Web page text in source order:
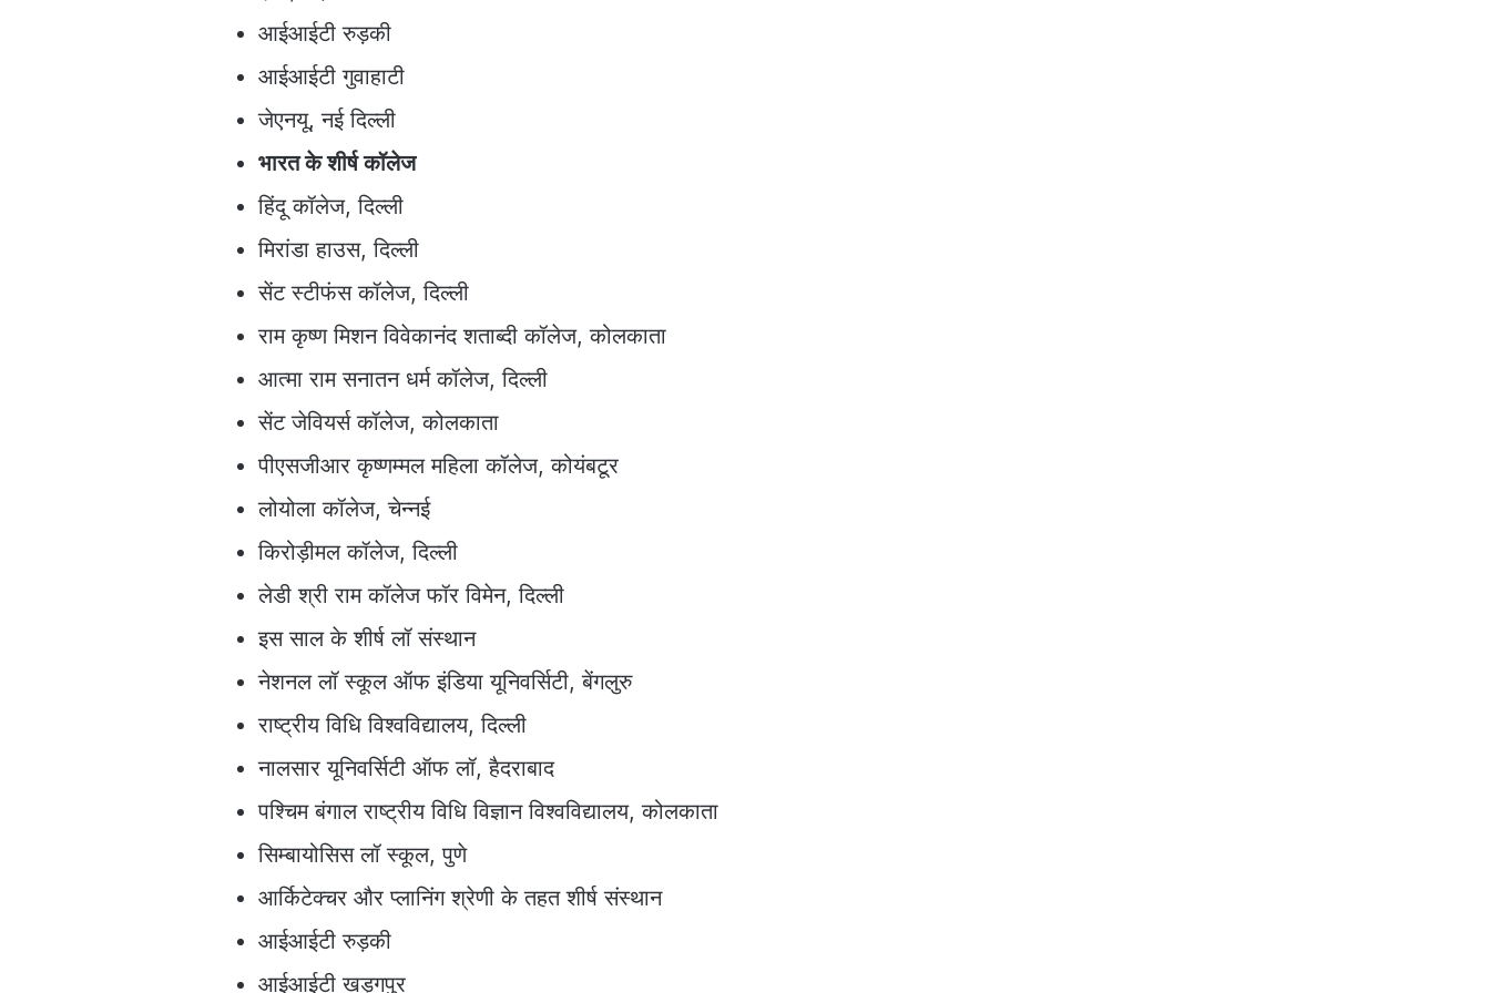
आईआईटी रुड़की
आईआईटी गुवाहाटी
जेएनयू, नई दिल्ली
भारत के शीर्ष कॉलेज
हिंदू कॉलेज, दिल्ली
मिरांडा हाउस, दिल्ली
सेंट स्टीफंस कॉलेज, दिल्ली
राम कृष्ण मिशन विवेकानंद शताब्दी कॉलेज, कोलकाता
आत्मा राम सनातन धर्म कॉलेज, दिल्ली
सेंट जेवियर्स कॉलेज, कोलकाता
पीएसजीआर कृष्णम्मल महिला कॉलेज, कोयंबटूर
लोयोला कॉलेज, चेन्नई
किरोड़ीमल कॉलेज, दिल्ली
लेडी श्री राम कॉलेज फॉर विमेन, दिल्ली
इस साल के शीर्ष लॉ संस्थान
नेशनल लॉ स्कूल ऑफ इंडिया यूनिवर्सिटी, बेंगलुरु
राष्ट्रीय विधि विश्वविद्यालय, दिल्ली
नालसार यूनिवर्सिटी ऑफ लॉ, हैदराबाद
पश्चिम बंगाल राष्ट्रीय विधि विज्ञान विश्वविद्यालय, कोलकाता
सिम्बायोसिस लॉ स्कूल, पुणे
आर्किटेक्चर और प्लानिंग श्रेणी के तहत शीर्ष संस्थान
आईआईटी रुड़की
आईआईटी खड़गपुर